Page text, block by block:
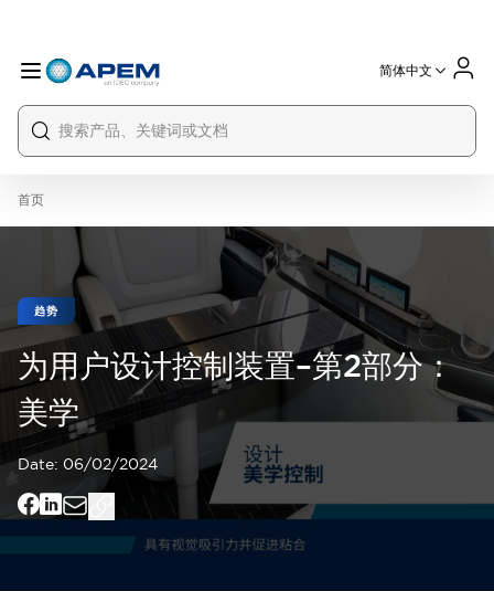
International
France
USA
简体中文
首页
趋势
为用户设计控制装置–第2部分：
美学
Date: 06/02/2024